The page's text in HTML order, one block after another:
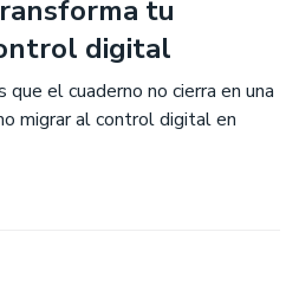
tu
digital
el cuaderno no cierra en una
migrar al control digital en